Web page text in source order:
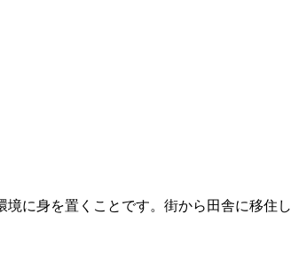
に身を置くことです。街から田舎に移住し